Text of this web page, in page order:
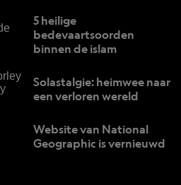
5 heilige
bedevaartsoorden
binnen de islam
Solastalgie: heimwee naar
een verloren wereld
Website van National
Geographic is vernieuwd